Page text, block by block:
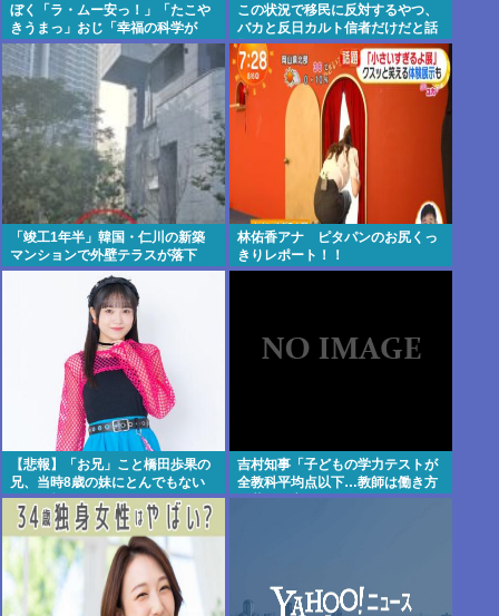
ぼく「ラ・ムー安っ！」「たこや
きうまっ」おじ「幸福の科学が
～」⇐こいつ
この状況で移民に反対するやつ、
バカと反日カルト信者だけだと話
題に
「竣工1年半」韓国・仁川の新築
マンションで外壁テラスが落下
林佑香アナ ピタパンのお尻くっ
きりレポート！！
【悲報】「お兄」こと橋田歩果の
兄、当時8歳の妹にとんでもない
ことを頼む
吉村知事「子どもの学力テストが
全教科平均点以下…教師は働き方
改革とか言ってないでどうにかし